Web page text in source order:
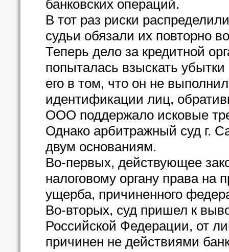
банковских операций.
В тот раз риски
судьи обязали их повторно
Теперь дело за кредитной
попыталась взыскать
его в том, что он не
идентификации лиц,
ООО поддержало исковые
Однако арбитражный суд г.
двум основаниям.
Во-первых, действующее
налоговому органу права на
ущерба, причиненного
Во-вторых, суд пришел к
Российской Федерации, от
причинен не действиями